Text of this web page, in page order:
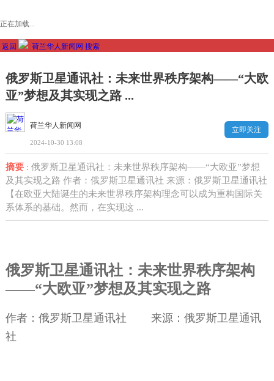
正在加载...
返回 荷兰华人新闻网 搜索
俄罗斯卫星通讯社：未来世界秩序架构——“大欧
亚”梦想及其实现之路 ...
荷兰华人新闻网
2024-10-30 13:08
立即关注
摘要: 俄罗斯卫星通讯社：未来世界秩序架构——“大欧亚”梦想
及其实现之路 作者：俄罗斯卫星通讯社 来源：俄罗斯卫星通讯社
【在欧亚大陆诞生的未来世界秩序架构理念可以成为重构国际关
系体系的基础。然而，在实现这 ...
俄罗斯卫星通讯社：未来世界秩序架构
——“大欧亚”梦想及其实现之路
作者：俄罗斯卫星通讯社
来源：俄罗斯卫星通讯
社